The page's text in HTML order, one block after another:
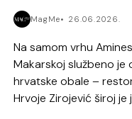
MagMe 26.06.2026.
Na samom vrhu
Makarskoj službeno
hrvatske obale –
Hrvoje Zirojević široj